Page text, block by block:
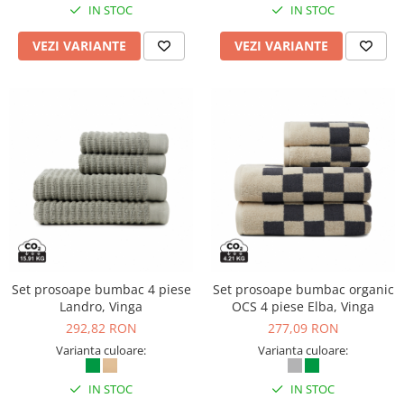
IN STOC
VEZI VARIANTE
IN STOC
VEZI VARIANTE
Set prosoape bumbac 4 piese
Landro, Vinga
292,82 RON
Varianta culoare:
IN STOC
Set prosoape bumbac organic
OCS 4 piese Elba, Vinga
277,09 RON
Varianta culoare:
IN STOC